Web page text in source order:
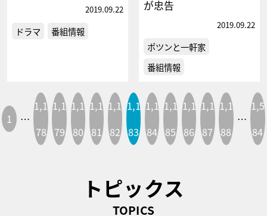
2019.09.22
ドラマ 番組情報
が忠告
2019.09.22
ポツンと一軒家
番組情報
1 …
1,1
78
1,1
79
1,1
80
1,1
81
1,1
82
1,1
83
1,1
84
1,1
85
1,1
86
1,1
87
1,1
88
…
1,5
84
トピックス
TOPICS